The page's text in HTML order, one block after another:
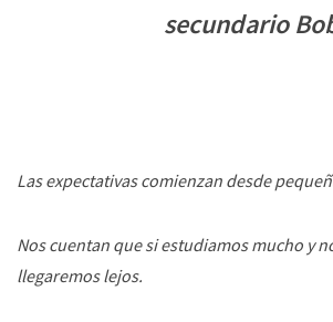
secundario
Las expectativas comienzan desde
Nos cuentan que si estudiamos mucho y
llegaremos lejos.